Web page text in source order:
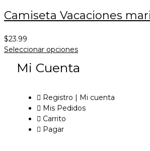
Camiseta Vacaciones
$23.99
Seleccionar opciones
Mi Cuenta
Registro | Mi cuenta
Mis Pedidos
Carrito
Pagar